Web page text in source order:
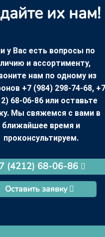
их нам!
у Вас есть вопросы по
и ассортименту,
нам по одному из
+7 (984) 298-74-68, +7
68-06-86 или оставьте
Мы свяжемся с вами в
ближайшее время и
проконсультируем.
(4212) 68-06-86
Оставить заявку